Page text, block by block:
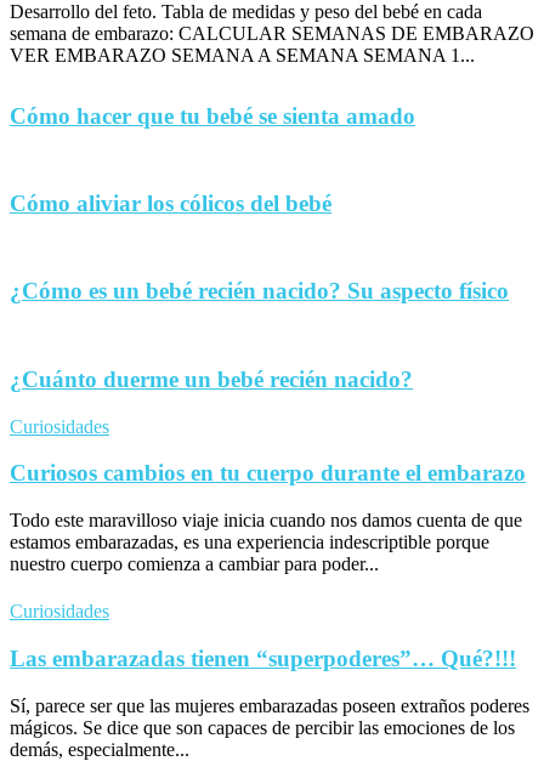
Desarrollo del feto. Tabla de medidas y peso del bebé en cada
semana de embarazo: CALCULAR SEMANAS DE EMBARAZO
VER EMBARAZO SEMANA A SEMANA SEMANA 1...
Cómo hacer que tu bebé se sienta amado
Cómo aliviar los cólicos del bebé
¿Cómo es un bebé recién nacido? Su aspecto físico
¿Cuánto duerme un bebé recién nacido?
Curiosidades
Curiosos cambios en tu cuerpo durante el embarazo
Todo este maravilloso viaje inicia cuando nos damos cuenta de que
estamos embarazadas, es una experiencia indescriptible porque
nuestro cuerpo comienza a cambiar para poder...
Curiosidades
Las embarazadas tienen “superpoderes”… Qué?!!!
Sí, parece ser que las mujeres embarazadas poseen extraños poderes
mágicos. Se dice que son capaces de percibir las emociones de los
demás, especialmente...